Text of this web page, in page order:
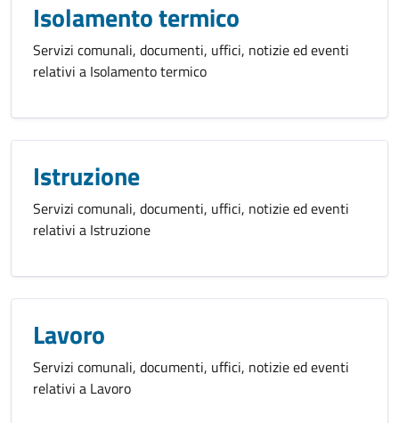
Isolamento termico
Servizi comunali, documenti, uffici, notizie ed eventi
relativi a Isolamento termico
Istruzione
Servizi comunali, documenti, uffici, notizie ed eventi
relativi a Istruzione
Lavoro
Servizi comunali, documenti, uffici, notizie ed eventi
relativi a Lavoro